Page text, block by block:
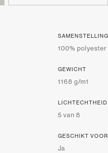
SAMENSTELLING
100% polyester
GEWICHT
1168 g/m1
LICHTECHTHEID
5 van 8
GESCHIKT
Ja